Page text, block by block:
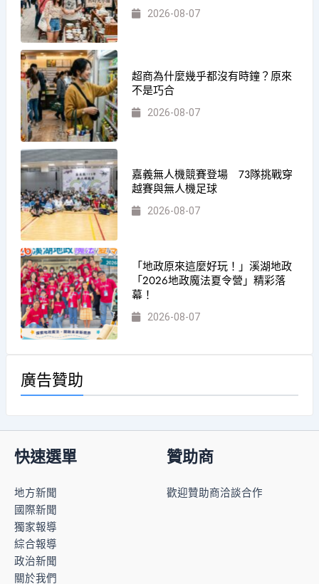
2026-08-07
超商為什麼幾乎都沒有時鐘？原來
不是巧合
2026-08-07
嘉義無人機競賽登場 73隊挑戰穿
越賽與無人機足球
2026-08-07
「地政原來這麼好玩！」溪湖地政
「2026地政魔法夏令營」精彩落
幕！
2026-08-07
廣告贊助
快速選單
地方新聞
國際新聞
獨家報導
綜合報導
政治新聞
關於我們
贊助商
歡迎贊助商洽談合作